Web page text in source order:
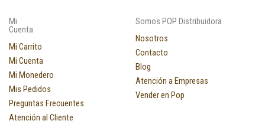
Mi
Cuenta
Mi Carrito
Mi Cuenta
Mi Monedero
Mis Pedidos
Preguntas Frecuentes
Atención al Cliente
Somos POP Distribuidora
Nosotros
Contacto
Blog
Atención a Empresas
Vender en Pop